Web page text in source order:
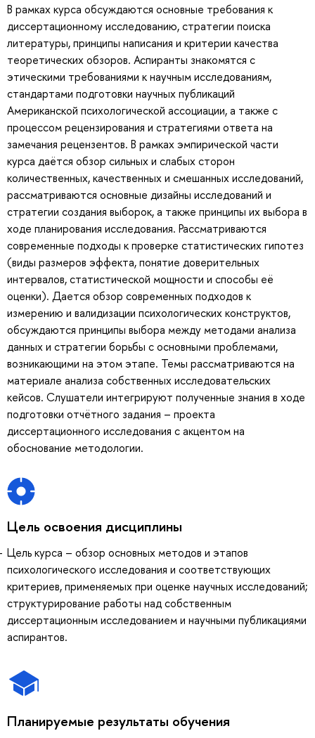
В рамках курса обсуждаются основные требования к
диссертационному исследованию, стратегии поиска
литературы, принципы написания и критерии качества
теоретических обзоров. Аспиранты знакомятся с
этическими требованиями к научным исследованиям,
стандартами подготовки научных публикаций
Американской психологической ассоциации, а также с
процессом рецензирования и стратегиями ответа на
замечания рецензентов. В рамках эмпирической части
курса даётся обзор сильных и слабых сторон
количественных, качественных и смешанных исследований,
рассматриваются основные дизайны исследований и
стратегии создания выборок, а также принципы их выбора в
ходе планирования исследования. Рассматриваются
современные подходы к проверке статистических гипотез
(виды размеров эффекта, понятие доверительных
интервалов, статистической мощности и способы её
оценки). Дается обзор современных подходов к
измерению и валидизации психологических конструктов,
обсуждаются принципы выбора между методами анализа
данных и стратегии борьбы с основными проблемами,
возникающими на этом этапе. Темы рассматриваются на
материале анализа собственных исследовательских
кейсов. Слушатели интегрируют полученные знания в ходе
подготовки отчётного задания – проекта
диссертационного исследования с акцентом на
обоснование методологии.
Цель освоения дисциплины
Цель курса – обзор основных методов и этапов
психологического исследования и соответствующих
критериев, применяемых при оценке научных исследований;
структурирование работы над собственным
диссертационным исследованием и научными публикациями
аспирантов.
Планируемые результаты обучения